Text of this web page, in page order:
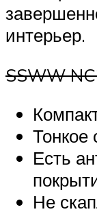
интерьер.
SSWW
Тонкое
Есть
Не